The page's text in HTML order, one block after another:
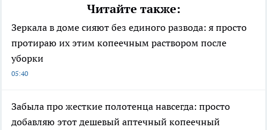
Читайте также:
Зеркала в доме сияют без единого развода: я просто
протираю их этим копеечным раствором после
уборки
05:40
Забыла про жесткие полотенца навсегда: просто
добавляю этот дешевый аптечный копеечный